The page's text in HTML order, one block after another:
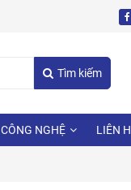
Tìm kiếm
NGHỆ LIÊN